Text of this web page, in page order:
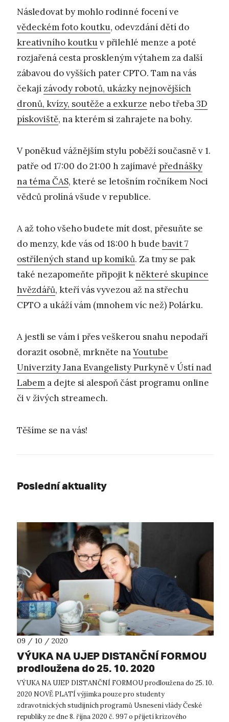
Následovat by mohlo rodinné focení ve
vědeckém foto koutku, odevzdání dětí do
kreativního koutkuv přilehlé menze a poté
rozjařená cesta proskleným výtahem za další
zábavou do vyšších pater CPTO. Tam na vás
čekají závody robotů, ukázky nejnovějších
dronů, kvízy, soutěže a exkurze nebo třeba3D
pískoviště, na kterém si zahrajete na bohy.
V poněkud vážnějším stylu poběží současně v 1.
patře od 17:00 do 21:00 h zajímavé přednášky
na téma ČAS, které se letošním ročníkem Noci
vědců prolíná všude v republice.
A až toho všeho budete mít dost, přesuňte se
do menzy, kde vás od 18:00 h budebavit 7
ostřílených stand up komiků. Za tmy se pak
také nezapomeňte připojit kněkteré skupince
hvězdářů, kteří vás vyvezou až na střechu
CPTO a ukáží vám (mnohem víc než) Polárku.
A jestli se vám i přes veškerou snahu nepodaří
dorazit osobně, mrkněte naYoutube
Univerzity Jana Evangelisty Purkyně v Ústí nad
Labem a dejte si alespoň část programu online
či v živých streamech.
Těšíme se na vás!
Poslední aktuality
09 / 10 / 2020
VÝUKA NA UJEP DISTANČNÍ FORMOU
prodloužena do 25. 10. 2020
VÝUKA NA UJEP DISTANČNÍ FORMOU prodloužena do 25. 10.
2020 NOVĚ PLATÍ výjimka pouze pro studenty
zdravotnických studijních programů Usnesení vlády České
republiky ze dne 8. října 2020 č. 997 o přijetí krizového